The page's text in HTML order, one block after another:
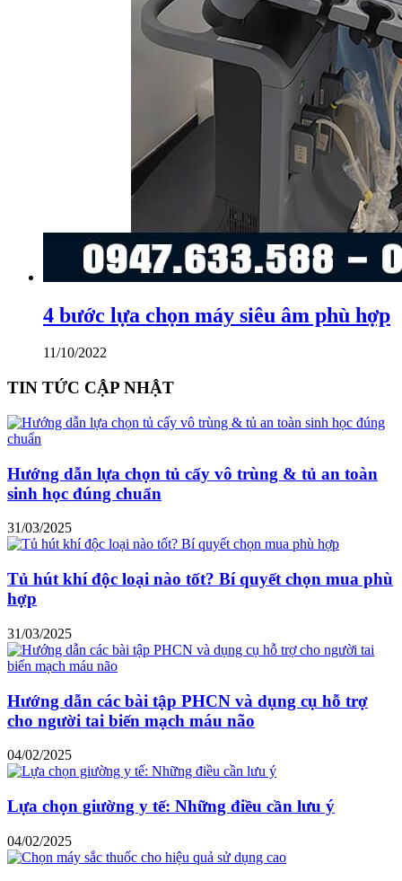
4 bước lựa chọn máy siêu âm phù hợp
11/10/2022
TIN TỨC CẬP NHẬT
Hướng dẫn lựa chọn tủ cấy vô trùng & tủ an toàn
sinh học đúng chuẩn
31/03/2025
Tủ hút khí độc loại nào tốt? Bí quyết chọn mua phù
hợp
31/03/2025
Hướng dẫn các bài tập PHCN và dụng cụ hỗ trợ
cho người tai biến mạch máu não
04/02/2025
Lựa chọn giường y tế: Những điều cần lưu ý
04/02/2025